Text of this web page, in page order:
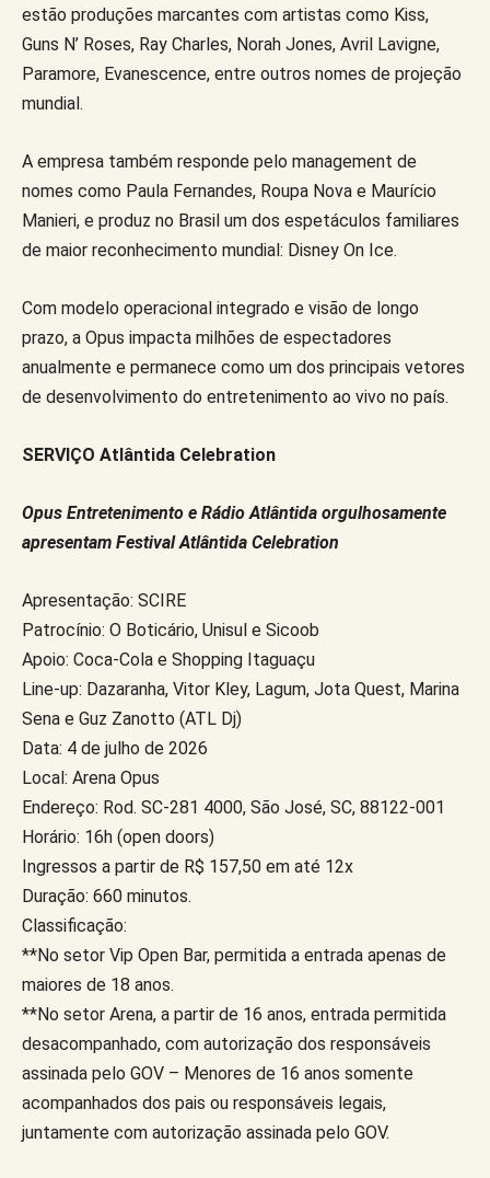
estão produções marcantes com artistas como Kiss,
Guns N’ Roses, Ray Charles, Norah Jones, Avril Lavigne,
Paramore, Evanescence, entre outros nomes de projeção
mundial.
A empresa também responde pelo management de
nomes como Paula Fernandes, Roupa Nova e Maurício
Manieri, e produz no Brasil um dos espetáculos familiares
de maior reconhecimento mundial: Disney On Ice.
Com modelo operacional integrado e visão de longo
prazo, a Opus impacta milhões de espectadores
anualmente e permanece como um dos principais vetores
de desenvolvimento do entretenimento ao vivo no país.
SERVIÇO Atlântida Celebration
Opus Entretenimento e Rádio Atlântida orgulhosamente
apresentam Festival Atlântida Celebration
Apresentação: SCIRE
Patrocínio: O Boticário, Unisul e Sicoob
Apoio: Coca-Cola e Shopping Itaguaçu
Line-up: Dazaranha, Vitor Kley, Lagum, Jota Quest, Marina
Sena e Guz Zanotto (ATL Dj)
Data: 4 de julho de 2026
Local: Arena Opus
Endereço: Rod. SC-281 4000, São José, SC, 88122-001
Horário: 16h (open doors)
Ingressos a partir de R$ 157,50 em até 12x
Duração: 660 minutos.
Classificação:
**No setor Vip Open Bar, permitida a entrada apenas de
maiores de 18 anos.
**No setor Arena, a partir de 16 anos, entrada permitida
desacompanhado, com autorização dos responsáveis
assinada pelo GOV – Menores de 16 anos somente
acompanhados dos pais ou responsáveis legais,
juntamente com autorização assinada pelo GOV.